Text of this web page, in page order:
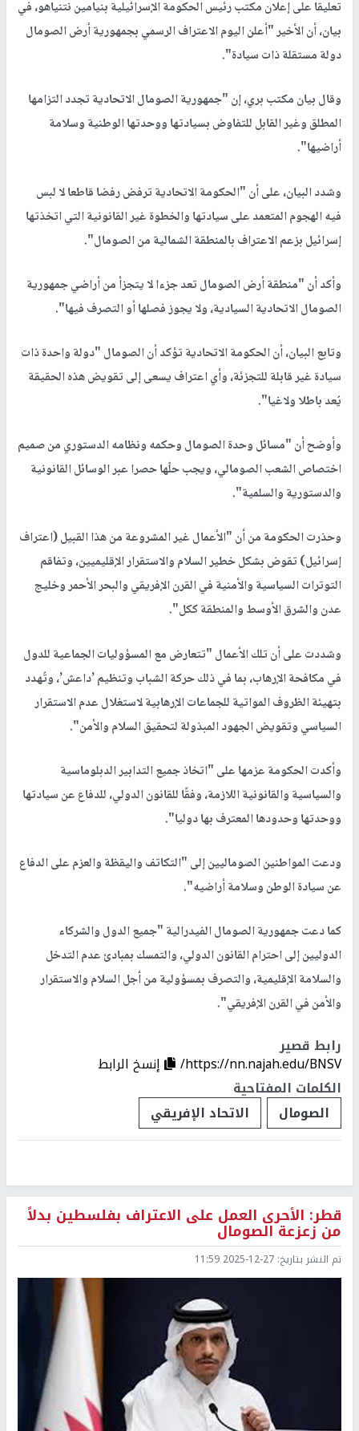
تعليقا على إعلان مكتب رئيس الحكومة الإسرائيلية بنيامين نتنياهو، في
بيان، أن الأخير "أعلن اليوم الاعتراف الرسمي بجمهورية أرض الصومال
دولة مستقلة ذات سيادة".
وقال بيان مكتب بري، إن "جمهورية الصومال الاتحادية تجدد التزامها
المطلق وغير القابل للتفاوض بسيادتها ووحدتها الوطنية وسلامة
أراضيها".
وشدد البيان، على أن "الحكومة الاتحادية ترفض رفضا قاطعا لا لبس
فيه الهجوم المتعمد على سيادتها والخطوة غير القانونية التي اتخذتها
إسرائيل بزعم الاعتراف بالمنطقة الشمالية من الصومال".
وأكد أن "منطقة أرض الصومال تعد جزءا لا يتجزأ من أراضي جمهورية
الصومال الاتحادية السيادية، ولا يجوز فصلها أو التصرف فيها".
وتابع البيان، أن الحكومة الاتحادية تؤكد أن الصومال "دولة واحدة ذات
سيادة غير قابلة للتجزئة، وأي اعتراف يسعى إلى تقويض هذه الحقيقة
يُعد باطلا ولاغيا".
وأوضح أن "مسائل وحدة الصومال وحكمه ونظامه الدستوري من صميم
اختصاص الشعب الصومالي، ويجب حلّها حصرا عبر الوسائل القانونية
والدستورية والسلمية".
وحذرت الحكومة من أن "الأعمال غير المشروعة من هذا القبيل (اعتراف
إسرائيل) تقوض بشكل خطير السلام والاستقرار الإقليميين، وتفاقم
التوترات السياسية والأمنية في القرن الإفريقي والبحر الأحمر وخليج
عدن والشرق الأوسط والمنطقة ككل".
وشددت على أن تلك الأعمال "تتعارض مع المسؤوليات الجماعية للدول
في مكافحة الإرهاب، بما في ذلك حركة الشباب وتنظيم ’داعش’، وتُهدد
بتهيئة الظروف المواتية للجماعات الإرهابية لاستغلال عدم الاستقرار
السياسي وتقويض الجهود المبذولة لتحقيق السلام والأمن".
وأكدت الحكومة عزمها على "اتخاذ جميع التدابير الدبلوماسية
والسياسية والقانونية اللازمة، وفقًا للقانون الدولي، للدفاع عن سيادتها
ووحدتها وحدودها المعترف بها دوليا".
ودعت المواطنين الصوماليين إلى "التكاتف واليقظة والعزم على الدفاع
عن سيادة الوطن وسلامة أراضيه".
كما دعت جمهورية الصومال الفيدرالية "جميع الدول والشركاء
الدوليين إلى احترام القانون الدولي، والتمسك بمبادئ عدم التدخل
والسلامة الإقليمية، والتصرف بمسؤولية من أجل السلام والاستقرار
والأمن في القرن الإفريقي".
رابط قصير
https://nn.najah.edu/BNSV/
إنسخ الرابط
الكلمات المفتاحية
الصومال
الاتحاد الإفريقي
قطر: الأحرى العمل على الاعتراف بفلسطين بدلاً
من زعزعة الصومال
تم النشر بتاريخ: 2025-12-27 11:59